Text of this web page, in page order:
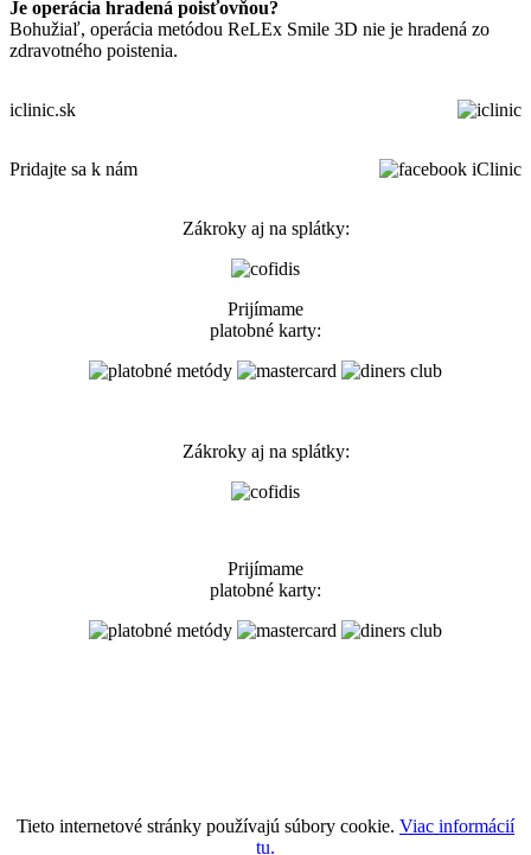
Je operácia hradená poisťovňou?
Bohužiaľ, operácia metódou ReLEx Smile 3D nie je hradená zo
zdravotného poistenia.
iclinic.sk
Pridajte sa k nám
Zákroky aj na splátky:
Prijímame
platobné karty:
Zákroky aj na splátky:
Prijímame
platobné karty:
Tieto internetové stránky používajú súbory cookie. Viac informácií
tu.